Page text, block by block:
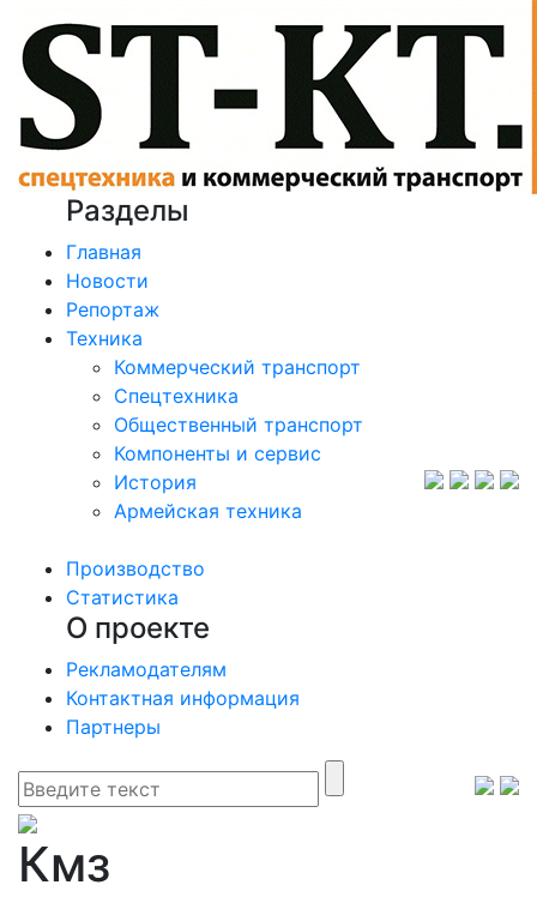
Разделы
Главная
Новости
Репортаж
Техника
Коммерческий транспорт
Спецтехника
Общественный транспорт
Компоненты и сервис
История
Армейская техника
Производство
Статистика
О проекте
Рекламодателям
Контактная информация
Партнеры
Кмз